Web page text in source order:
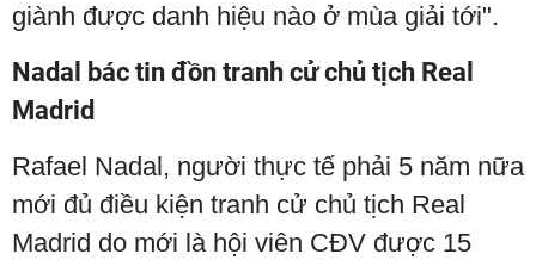
giành được danh hiệu nào ở mùa giải tới".
Nadal bác tin đồn tranh cử chủ tịch Real
Madrid
Rafael Nadal, người thực tế phải 5 năm nữa
mới đủ điều kiện tranh cử chủ tịch Real
Madrid do mới là hội viên CĐV được 15